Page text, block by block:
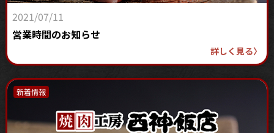
2021/07/11
営業時間のお知らせ
詳しく見る〉
新着情報